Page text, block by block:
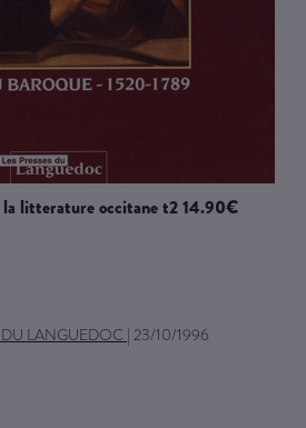
la litterature occitane t2 14.90€
LANGUEDOC | 23/10/1996